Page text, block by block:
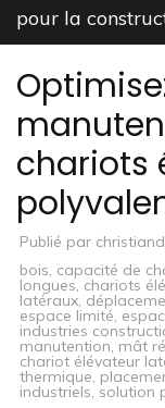
pour la
chariots
Publié par
bois, capacité de
longues, chariots
latéraux,
espace limité,
industries
manutention, mât
chariot élévateur
thermique,
industriels, solution